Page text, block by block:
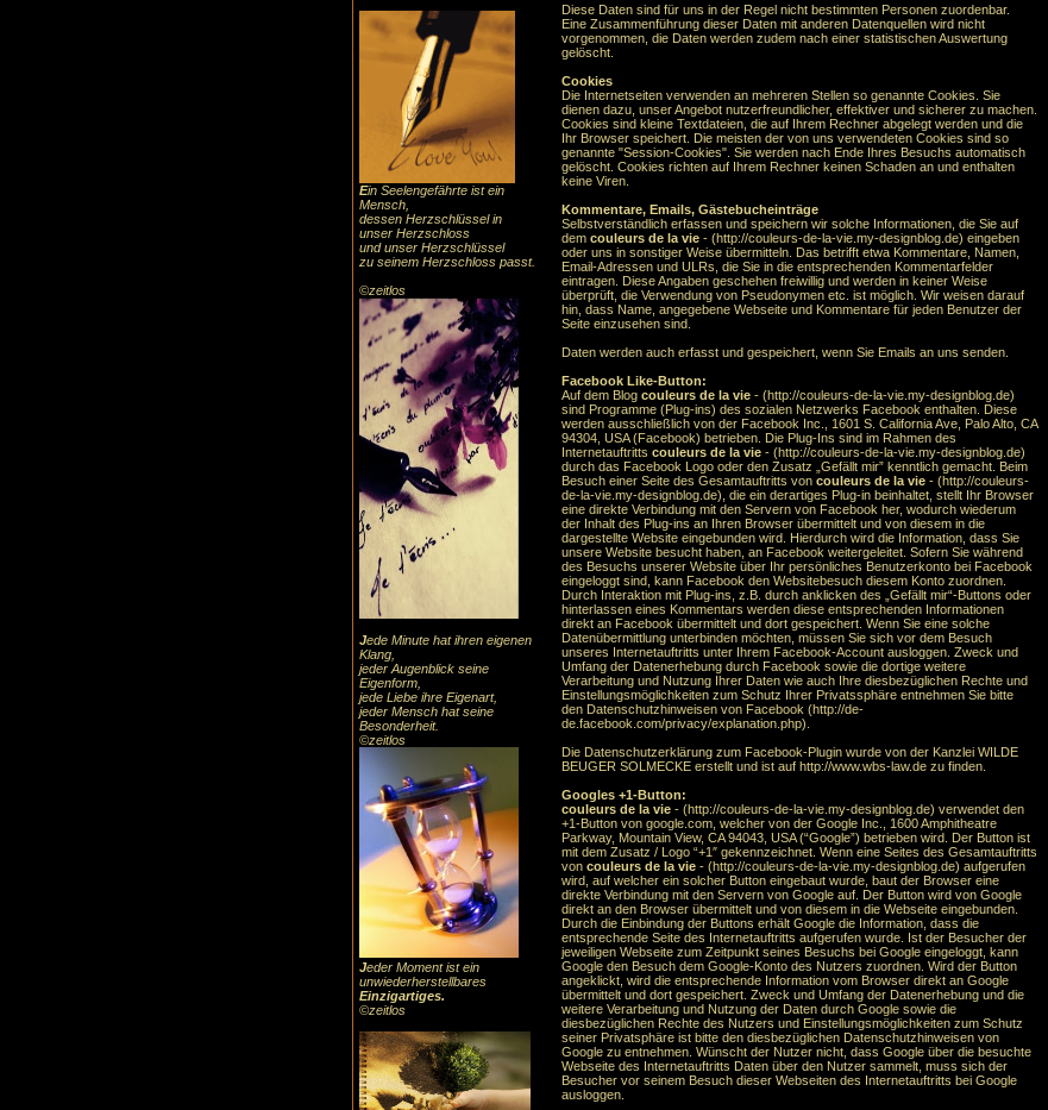
Ein Seelengefährte ist ein
Mensch,
dessen Herzschlüssel in
unser Herzschloss
und unser Herzschlüssel
zu seinem Herzschloss passt.
©zeitlos
Jede Minute hat ihren eigenen
Klang,
jeder Augenblick seine
Eigenform,
jede Liebe ihre Eigenart,
jeder Mensch hat seine
Besonderheit.
©zeitlos
Jeder Moment ist ein
unwiederherstellbares
Einzigartiges.
©zeitlos
Diese Daten sind für uns in der Regel nicht bestimmten Personen zuordenbar.
Eine Zusammenführung dieser Daten mit anderen Datenquellen wird nicht
vorgenommen, die Daten werden zudem nach einer statistischen Auswertung
gelöscht.
Cookies
Die Internetseiten verwenden an mehreren Stellen so genannte Cookies. Sie
dienen dazu, unser Angebot nutzerfreundlicher, effektiver und sicherer zu machen.
Cookies sind kleine Textdateien, die auf Ihrem Rechner abgelegt werden und die
Ihr Browser speichert. Die meisten der von uns verwendeten Cookies sind so
genannte "Session-Cookies". Sie werden nach Ende Ihres Besuchs automatisch
gelöscht. Cookies richten auf Ihrem Rechner keinen Schaden an und enthalten
keine Viren.
Kommentare, Emails, Gästebucheinträge
Selbstverständlich erfassen und speichern wir solche Informationen, die Sie auf
dem couleurs de la vie - (http://couleurs-de-la-vie.my-designblog.de) eingeben
oder uns in sonstiger Weise übermitteln. Das betrifft etwa Kommentare, Namen,
Email-Adressen und ULRs, die Sie in die entsprechenden Kommentarfelder
eintragen. Diese Angaben geschehen freiwillig und werden in keiner Weise
überprüft, die Verwendung von Pseudonymen etc. ist möglich. Wir weisen darauf
hin, dass Name, angegebene Webseite und Kommentare für jeden Benutzer der
Seite einzusehen sind.
Daten werden auch erfasst und gespeichert, wenn Sie Emails an uns senden.
Facebook Like-Button:
Auf dem Blog couleurs de la vie - (http://couleurs-de-la-vie.my-designblog.de)
sind Programme (Plug-ins) des sozialen Netzwerks Facebook enthalten. Diese
werden ausschließlich von der Facebook Inc., 1601 S. California Ave, Palo Alto, CA
94304, USA (Facebook) betrieben. Die Plug-Ins sind im Rahmen des
Internetauftritts couleurs de la vie - (http://couleurs-de-la-vie.my-designblog.de)
durch das Facebook Logo oder den Zusatz „Gefällt mir” kenntlich gemacht. Beim
Besuch einer Seite des Gesamtauftritts von couleurs de la vie - (http://couleurs-
de-la-vie.my-designblog.de), die ein derartiges Plug-in beinhaltet, stellt Ihr Browser
eine direkte Verbindung mit den Servern von Facebook her, wodurch wiederum
der Inhalt des Plug-ins an Ihren Browser übermittelt und von diesem in die
dargestellte Website eingebunden wird. Hierdurch wird die Information, dass Sie
unsere Website besucht haben, an Facebook weitergeleitet. Sofern Sie während
des Besuchs unserer Website über Ihr persönliches Benutzerkonto bei Facebook
eingeloggt sind, kann Facebook den Websitebesuch diesem Konto zuordnen.
Durch Interaktion mit Plug-ins, z.B. durch anklicken des „Gefällt mir“-Buttons oder
hinterlassen eines Kommentars werden diese entsprechenden Informationen
direkt an Facebook übermittelt und dort gespeichert. Wenn Sie eine solche
Datenübermittlung unterbinden möchten, müssen Sie sich vor dem Besuch
unseres Internetauftritts unter Ihrem Facebook-Account ausloggen. Zweck und
Umfang der Datenerhebung durch Facebook sowie die dortige weitere
Verarbeitung und Nutzung Ihrer Daten wie auch Ihre diesbezüglichen Rechte und
Einstellungsmöglichkeiten zum Schutz Ihrer Privatssphäre entnehmen Sie bitte
den Datenschutzhinweisen von Facebook (http://de-
de.facebook.com/privacy/explanation.php).
Die Datenschutzerklärung zum Facebook-Plugin wurde von der Kanzlei WILDE
BEUGER SOLMECKE erstellt und ist auf http://www.wbs-law.de zu finden.
Googles +1-Button:
couleurs de la vie - (http://couleurs-de-la-vie.my-designblog.de) verwendet den
+1-Button von google.com, welcher von der Google Inc., 1600 Amphitheatre
Parkway, Mountain View, CA 94043, USA (“Google”) betrieben wird. Der Button ist
mit dem Zusatz / Logo “+1″ gekennzeichnet. Wenn eine Seites des Gesamtauftritts
von couleurs de la vie - (http://couleurs-de-la-vie.my-designblog.de) aufgerufen
wird, auf welcher ein solcher Button eingebaut wurde, baut der Browser eine
direkte Verbindung mit den Servern von Google auf. Der Button wird von Google
direkt an den Browser übermittelt und von diesem in die Webseite eingebunden.
Durch die Einbindung der Buttons erhält Google die Information, dass die
entsprechende Seite des Internetauftritts aufgerufen wurde. Ist der Besucher der
jeweiligen Webseite zum Zeitpunkt seines Besuchs bei Google eingeloggt, kann
Google den Besuch dem Google-Konto des Nutzers zuordnen. Wird der Button
angeklickt, wird die entsprechende Information vom Browser direkt an Google
übermittelt und dort gespeichert. Zweck und Umfang der Datenerhebung und die
weitere Verarbeitung und Nutzung der Daten durch Google sowie die
diesbezüglichen Rechte des Nutzers und Einstellungsmöglichkeiten zum Schutz
seiner Privatsphäre ist bitte den diesbezüglichen Datenschutzhinweisen von
Google zu entnehmen. Wünscht der Nutzer nicht, dass Google über die besuchte
Webseite des Internetauftritts Daten über den Nutzer sammelt, muss sich der
Besucher vor seinem Besuch dieser Webseiten des Internetauftritts bei Google
ausloggen.